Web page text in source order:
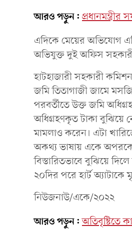
আরও পড়ুন:
এদিকে মেয়ের অভিযোগ
অভিযুক্ত দুই অফিস
হাটহাজারী সহকারী
জমি তিতাগাজী জামে
পরবর্তীতে উক্ত জমি
অধিগ্রহণকৃত টাকা বুঝিয়ে
মামলাও করেন। এটা
অকথ্য ভাষায় একে অপরকে
বিস্তারিতভাবে বুঝিয়ে
২০দির পরে হার্ট
নিউজনাউ/একে/২০২২
আরও পড়ুন: অতিবৃষ্টিতে